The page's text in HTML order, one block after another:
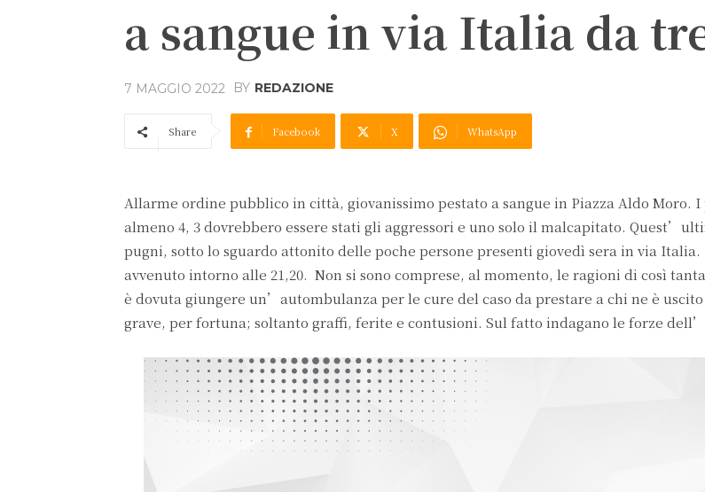
a sangue in via Italia da
7 MAGGIO 2022 BY REDAZIONE
Share Facebook X WhatsApp
Allarme ordine pubblico in città, giovanissimo pestato a sangue in Piazza Aldo Moro.
almeno 4, 3 dovrebbero essere stati gli aggressori e uno solo il malcapitato.
pugni, sotto lo sguardo attonito delle poche persone presenti giovedì sera in via
avvenuto intorno alle 21,20. Non si sono comprese, al momento, le ragioni di così
è dovuta giungere un’autombulanza per le cure del caso da prestare a chi ne è
grave, per fortuna; soltanto graffi, ferite e contusioni. Sul fatto indagano le forze